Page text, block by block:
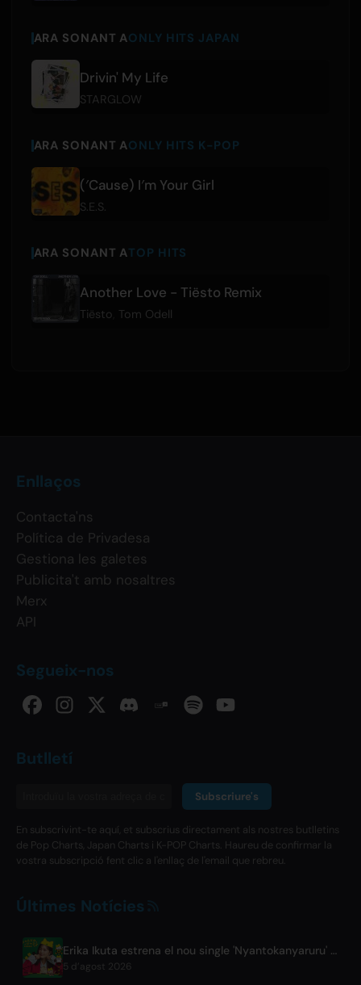
ARA SONANT AONLY HITS JAPAN
Drivin' My Life
STARGLOW
ARA SONANT AONLY HITS K-POP
(′Cause) I′m Your Girl
S.E.S.
ARA SONANT ATOP HITS
Another Love - Tiësto Remix
Tiësto Tom Odell
Enllaços
Contacta'ns
Política de Privadesa
Gestiona les galetes
Publicita't amb nosaltres
Merx
API
Segueix-nos
Butlletí
Subscriure's
En subscrivint-te aquí, et subscrius directament als nostres butlletins
de Pop Charts, Japan Charts i K-POP Charts. Haureu de confirmar la
vostra subscripció fent clic a l'enllaç de l'email que rebreu.
Últimes Notícies
Erika Ikuta estrena el nou single 'Nyantokanyaruru' per al llibre infantil 'Fumikiri Neko'
5 d’agost 2026